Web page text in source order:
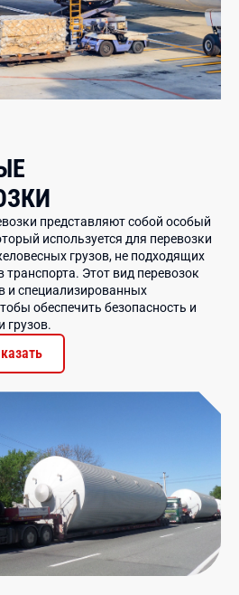
представляют собой особый
используется для перевозки
грузов, не подходящих
транспорта. Этот вид перевозок
и специализированных
обеспечить безопасность и
грузов.